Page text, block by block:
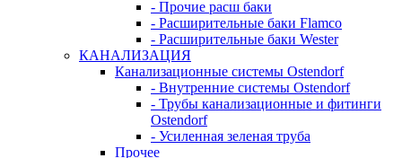
- Прочие расш баки
- Расширительные баки Flamco
- Расширительные баки Wester
КАНАЛИЗАЦИЯ
Канализационные системы Ostendorf
- Внутренние системы Ostendorf
- Трубы канализационные и фитинги
Ostendorf
- Усиленная зеленая труба
Прочее